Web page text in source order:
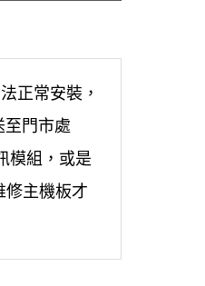
正常安裝，
至門市處
模組，或是
修主機板才